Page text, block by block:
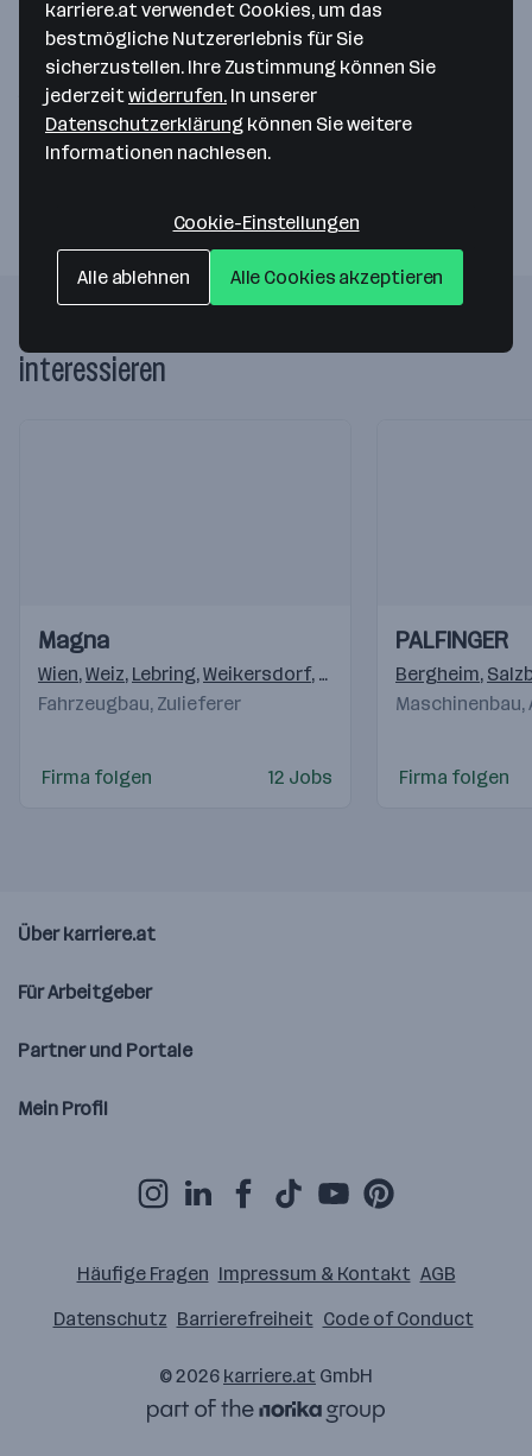
EICHHORN Gartenkultur GmbH
Dirmhirngasse 48
1230 Wien— Route berechnen
Webseite
interessieren
Videos
Einblicke
Einblicke
Magna
Wien,Weiz, Lebring,Weikersdorf, Krottendorf (Weiz),
Fahrzeugbau, Zulieferer
Firma folgen 12 Jobs
Videos
Einblicke
Einblicke
PALFINGER
Bergheim,
Maschinenbau,
Firma folgen
Über karriere.at
Für Arbeitgeber
Partner und Portale
Mein Profil
Häufige Fragen Impressum & Kontakt AGB
Datenschutz Barrierefreiheit Code of Conduct
© 2026 karriere.at GmbH
karriere.at verwendet Cookies, um das
bestmögliche Nutzererlebnis für Sie
sicherzustellen. Ihre Zustimmung können Sie
jederzeit widerrufen. In unserer
Datenschutzerklärung können Sie weitere
Informationen nachlesen.
Cookie-Einstellungen
Alle ablehnen Alle Cookies akzeptieren